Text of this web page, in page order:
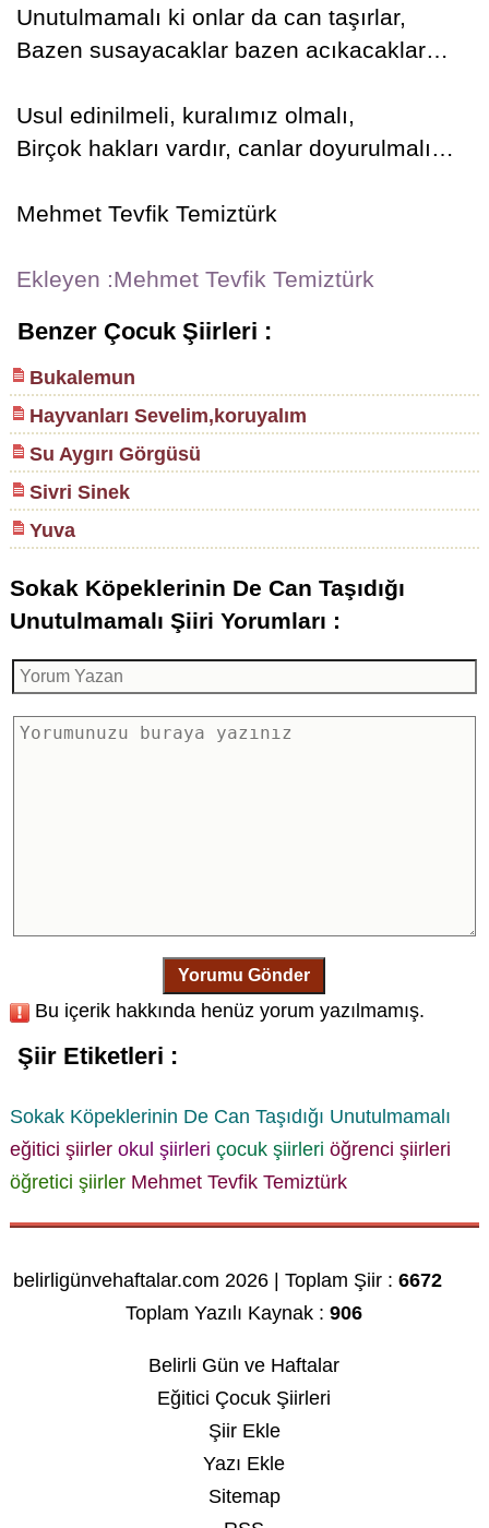
Unutulmamalı ki onlar da can taşırlar,
Bazen susayacaklar bazen acıkacaklar…
Usul edinilmeli, kuralımız olmalı,
Birçok hakları vardır, canlar doyurulmalı…
Mehmet Tevfik Temiztürk
Ekleyen :Mehmet Tevfik Temiztürk
Benzer Çocuk Şiirleri :
Bukalemun
Hayvanları Sevelim,koruyalım
Su Aygırı Görgüsü
Sivri Sinek
Yuva
Sokak Köpeklerinin De Can Taşıdığı
Unutulmamalı Şiiri Yorumları :
Yorumu Gönder
Bu içerik hakkında henüz yorum yazılmamış.
Şiir Etiketleri :
Sokak Köpeklerinin De Can Taşıdığı Unutulmamalı
eğitici şiirler okul şiirleri çocuk şiirleri öğrenci şiirleri
öğretici şiirler Mehmet Tevfik Temiztürk
belirligünvehaftalar.com 2026 | Toplam Şiir :6672
Toplam Yazılı Kaynak :906
Belirli Gün ve Haftalar
Eğitici Çocuk Şiirleri
Şiir Ekle
Yazı Ekle
Sitemap